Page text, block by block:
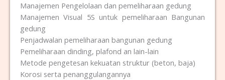
Manajemen Pengelolaan dan pemeliharaan gedung
Manajemen Visual 5S untuk pemeliharaan Bangunan
gedung
Penjadwalan pemeliharaan bangunan gedung
Pemeliharaan dinding, plafond an lain-lain
Metode pengetesan kekuatan struktur (beton, baja)
Korosi serta penanggulangannya